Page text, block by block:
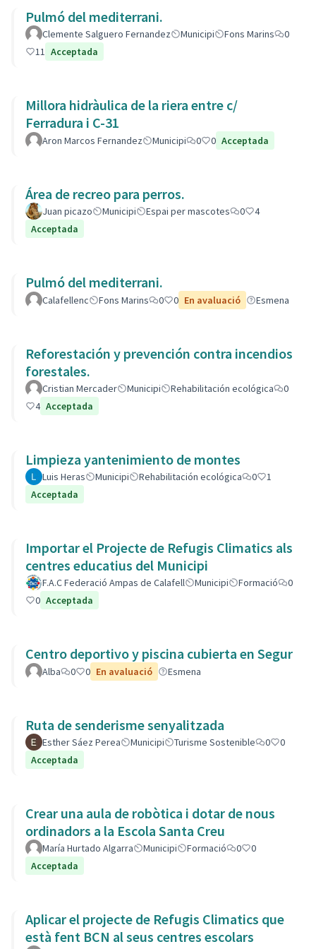
Pulmó del mediterrani.
Clemente Salguero Fernandez Municipi Fons Marins
0
11 Acceptada
Millora hidràulica de la riera entre c/
Ferradura i C-31
Aron Marcos Fernandez Municipi 0 0 Acceptada
Área de recreo para perros.
Juan picazo Municipi Espai per mascotes 0
4
Acceptada
Pulmó del mediterrani.
Calafellenc Fons Marins 0 0 En avaluació Esmena
Reforestación y prevención contra incendios
forestales.
Cristian Mercader Municipi Rehabilitación ecológica
0
4 Acceptada
Limpieza yantenimiento de montes
Luis Heras Municipi Rehabilitación ecológica 0
1
Acceptada
Importar el Projecte de Refugis Climatics als
centres educatius del Municipi
F.A.C Federació Ampas de Calafell Municipi Formació
0
0 Acceptada
Centro deportivo y piscina cubierta en Segur
Alba 0 0 En avaluació Esmena
Ruta de senderisme senyalitzada
Esther Sáez Perea Municipi Turisme Sostenible 0
0
Acceptada
Crear una aula de robòtica i dotar de nous
ordinadors a la Escola Santa Creu
María Hurtado Algarra Municipi Formació 0
0
Acceptada
Aplicar el projecte de Refugis Climatics que
està fent BCN al seus centres escolars